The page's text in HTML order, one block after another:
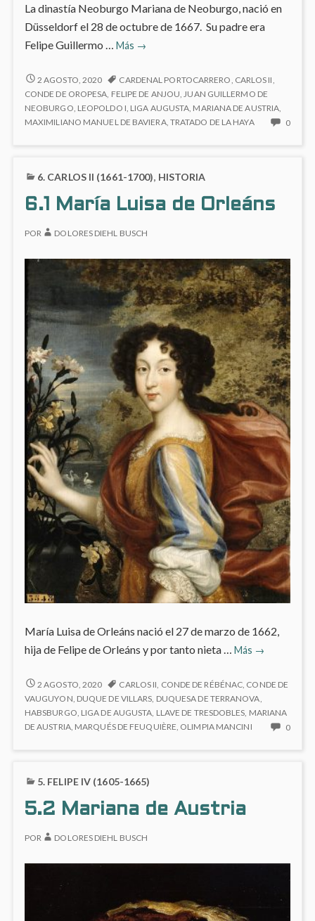
La dinastía Neoburgo Mariana de Neoburgo, nació en
Düsseldorf el 28 de octubre de 1667. Su padre era
Felipe Guillermo … Más
6.2
de
Neoburgo
→
6.2
MARIANA
DE
NEOBURGO
2 AGOSTO, 2020 CARDENAL PORTOCARRERO, CARLOS II,
CONDE DE OROPESA, FELIPE DE ANJOU,JUAN GUILLERMO DE
NEOBURGO, LEOPOLDO I, LIGA AUGUSTA, MARIANA DE AUSTRIA,
MAXIMILIANO MANUEL DE BAVIERA, TRATADO DE LA HAYA 0NO
6. CARLOS II (1661-1700), HISTORIA
6.1 María Luisa de Orleáns
POR DOLORES DIEHL BUSCH
María Luisa de Orleáns nació el 27 de marzo de 1662,
hija de Felipe de Orleáns y por tanto nieta … Más
6.1
Luisa
de
Orleáns
→
6.1
MARÍA
LUISA
DE
2 AGOSTO, 2020 CARLOS II, CONDE DE RÉBÉNAC, CONDE DE
VAUGUYON, DUQUE DE VILLARS, DUQUESA DE TERRANOVA,
HABSBURGO, LIGA DE AUGUSTA, LLAVE DE TRESDOBLES, MARIANA
DE AUSTRIA, MARQUÉS DE FEUQUIÈRE, OLIMPIA MANCINI 0NO
5. FELIPE IV (1605-1665)
5.2 Mariana de Austria
POR DOLORES DIEHL BUSCH